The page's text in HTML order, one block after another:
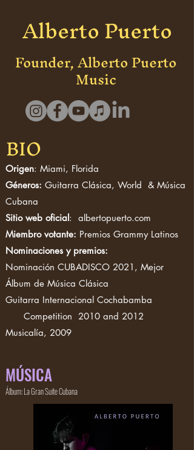
Alberto Puerto
Founder, Alberto Puerto
Music
BIO
Origen: Miami, Florida
Géneros: Guitarra Clásica, World & Música
Cubana
Sitio web oficial: albertopuerto.com
Miembro votante: Premios Grammy Latinos
Nominaciones y premios:
Nominación CUBADISCO 2021, Mejor
Álbum de Música Clásica
Guitarra Internacional Cochabamba
Competition 2010 and 2012
Musicalía, 2009
MÚSICA
Álbum: La Gran Suite Cubana